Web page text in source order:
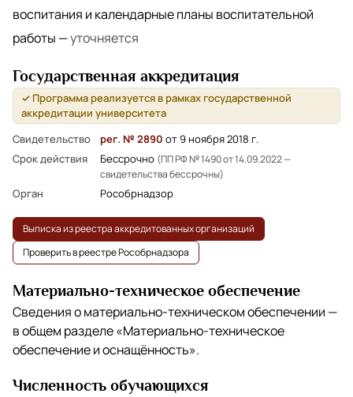
воспитания и календарные планы воспитательной
работы —уточняется
Государственная аккредитация
✓ Программа реализуется в рамках государственной
аккредитации университета
Свидетельство
рег. № 2890 от 9 ноября 2018 г.
Срок действия
Бессрочно (ПП РФ № 1490 от 14.09.2022 —
свидетельства бессрочны)
Орган Рособрнадзор
Выписка из реестра аккредитованных организаций
Проверить в реестре Рособрнадзора
Материально-техническое обеспечение
Сведения о материально-техническом обеспечении —
в общем разделе«Материально-техническое
обеспечение и оснащённость».
Численность обучающихся